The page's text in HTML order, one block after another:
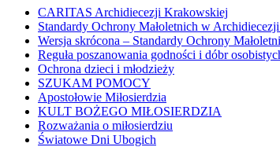
CARITAS Archidiecezji Krakowskiej
Standardy Ochrony Małoletnich w
Wersja skrócona – Standardy Ochrony
Reguła poszanowania godności i dóbr
Ochrona dzieci i młodzieży
SZUKAM POMOCY
Apostołowie Miłosierdzia
KULT BOŻEGO MIŁOSIERDZIA
Rozważania o miłosierdziu
Światowe Dni Ubogich